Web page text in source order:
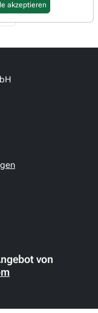
›
von
akzeptieren